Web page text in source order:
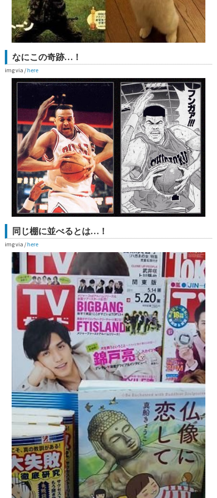
なにこの奇跡…！
img via / here
同じ棚に並べるとは…！
img via / here